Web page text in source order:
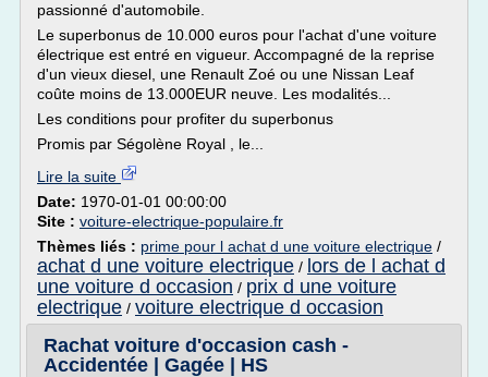
passionné d'automobile.
Le superbonus de 10.000 euros pour l'achat d'une voiture
électrique est entré en vigueur. Accompagné de la reprise
d'un vieux diesel, une Renault Zoé ou une Nissan Leaf
coûte moins de 13.000EUR neuve. Les modalités...
Les conditions pour profiter du superbonus
Promis par Ségolène Royal , le...
Lire la suite
Date: 1970-01-01 00:00:00
Site : voiture-electrique-populaire.fr
Thèmes liés : prime pour l achat d une voiture electrique /
achat d une voiture electrique / lors de l achat d
une voiture d occasion / prix d une voiture
electrique / voiture electrique d occasion
Rachat voiture d'occasion cash -
Accidentée | Gagée | HS